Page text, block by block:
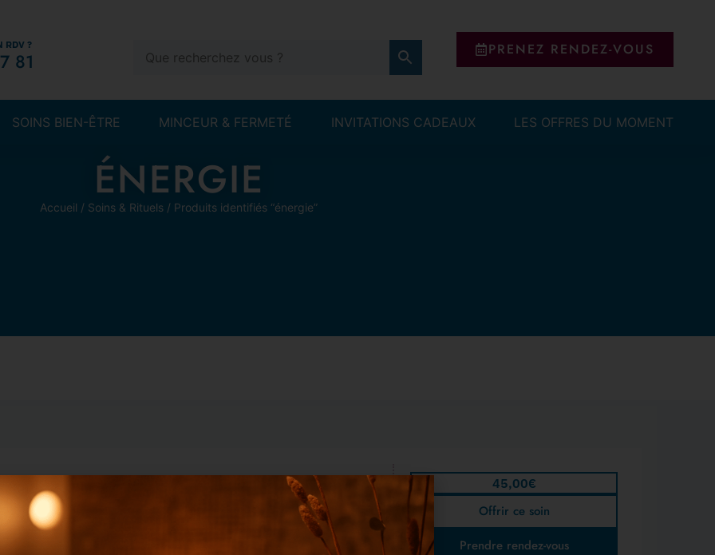
RDV ?
81 PRENEZ RENDEZ-VOUS
SOINS BIEN-ÊTRE MINCEUR & FERMETÉ INVITATIONS CADEAUX LES OFFRES DU MOMENT
ÉNERGIE
Accueil / Soins & Rituels / Produits identifiés “énergie”
Riviera 45,00€
Offrir ce soin
Prendre rendez-vous